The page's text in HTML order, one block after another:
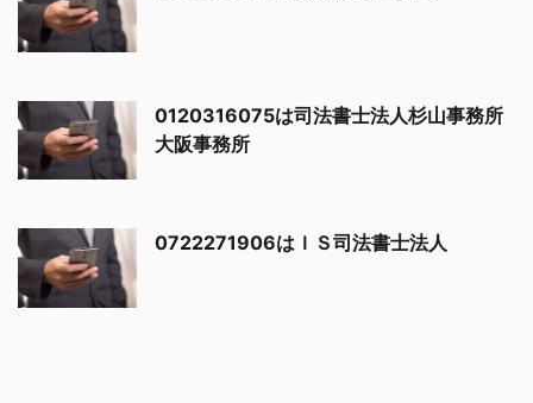
0120316075は司法書士法人杉山事務所
大阪事務所
0722271906はＩＳ司法書士法人